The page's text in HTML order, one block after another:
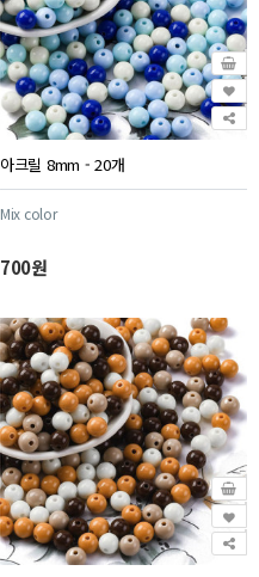
아크릴 8mm - 20개
Mix color
700원